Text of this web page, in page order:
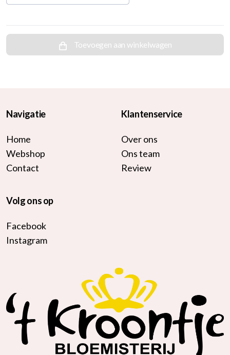
Toevoegen aan winkelwagen
Navigatie
Home
Webshop
Contact
Klantenservice
Over ons
Ons team
Review
Volg ons op
Facebook
Instagram